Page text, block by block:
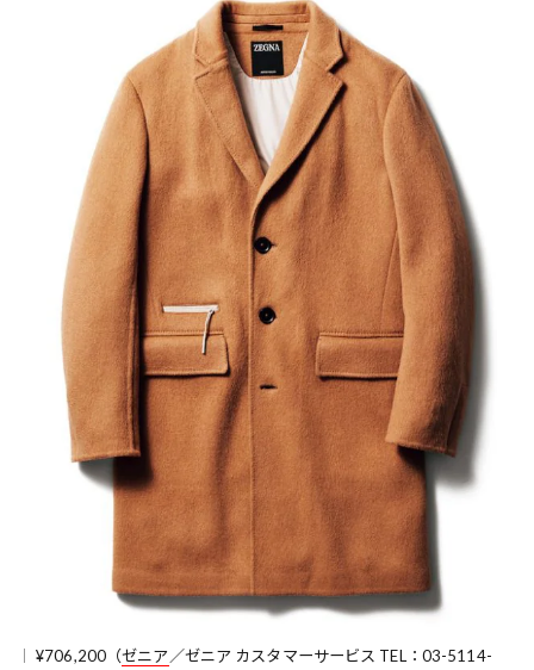
¥706,200（ゼニア ／ゼニア カスタマーサービス TEL：03-5114-